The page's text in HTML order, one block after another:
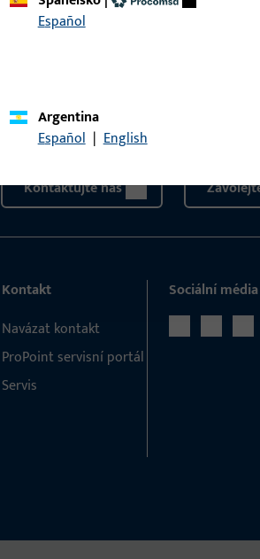
KONTAKT
Náš servisní tým vám rád pomůže se
kontaktovat telefonicky nebo e-mailem.
Kontaktujte nás
Español
Argentina
Español | English
Kontakt
Navázat kontakt
ProPoint servisní portál
Servis
Sociální média